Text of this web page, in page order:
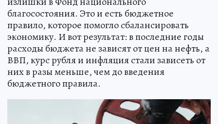
благосостояния. Это и есть бюджетное
правило, которое помогло сбалансировать
экономику. И вот результат: в последние годы
расходы бюджета не зависят от цен на нефть, а
ВВП, курс рубля и инфляция стали зависеть от
них в разы меньше, чем до введения
бюджетного правила.